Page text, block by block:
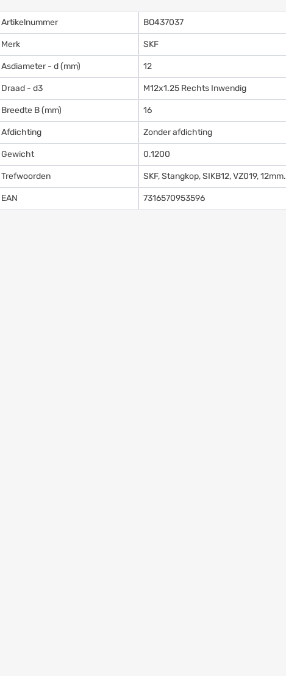
Artikelnummer BO437037
Merk SKF
Asdiameter - d (mm) 12
Draad - d3 M12x1.25 Rechts Inwendig
Breedte B (mm) 16
Afdichting Zonder afdichting
Gewicht 0.1200
Trefwoorden SKF, Stangkop, SIKB12, VZ019, 12mm.
EAN 7316570953596